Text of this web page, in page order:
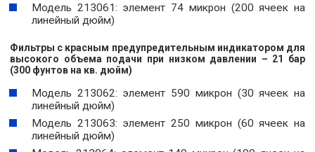
Модель 213061: элемент 74 микрон (200 ячеек на
линейный дюйм)
Фильтры с красным предупредительным индикатором для
высокого объема подачи при низком давлении – 21 бар
(300 фунтов на кв. дюйм)
Модель 213062: элемент 590 микрон (30 ячеек на
линейный дюйм)
Модель 213063: элемент 250 микрон (60 ячеек на
линейный дюйм)